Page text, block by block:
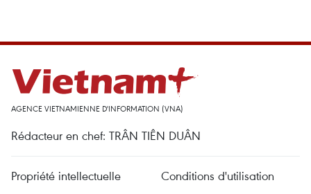
AGENCE VIETNAMIENNE D'INFORMATION (VNA)
Rédacteur en chef: TRÂN TIÊN DUÂN
Propriété intellectuelle
Conditions d'utilisation